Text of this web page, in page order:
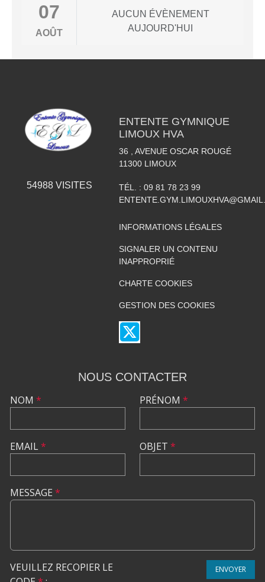
07
AOÛT
AUCUN ÉVÈNEMENT
AUJOURD'HUI
54988VISITES
ENTENTE GYMNIQUE
LIMOUX HVA
36 , AVENUE OSCAR ROUGÉ
11300 LIMOUX
TÉL. : 09 81 78 23 99
INFORMATIONS LÉGALES
SIGNALER UN CONTENU
INAPPROPRIÉ
CHARTE COOKIES
GESTION DES COOKIES
NOUS CONTACTER
NOM *
EMAIL*
PRÉNOM *
OBJET *
MESSAGE *
VEUILLEZ RECOPIER LE
ENVOYER